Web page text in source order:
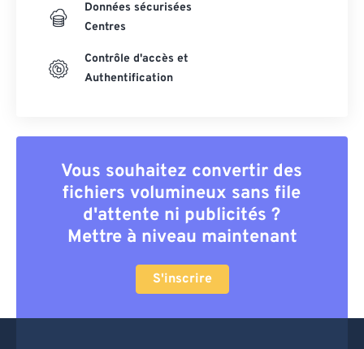
Données sécurisées
Centres
Contrôle d'accès et
Authentification
Vous souhaitez convertir des
fichiers volumineux sans file
d'attente ni publicités ?
Mettre à niveau maintenant
S'inscrire